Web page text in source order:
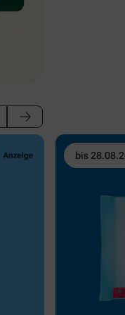
bis